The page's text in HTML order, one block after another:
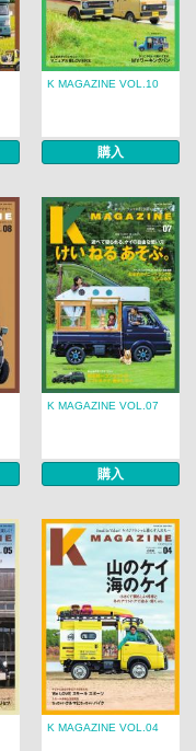
K MAGAZINE VOL.10
購入
K MAGAZINE VOL.07
購入
K MAGAZINE VOL.04